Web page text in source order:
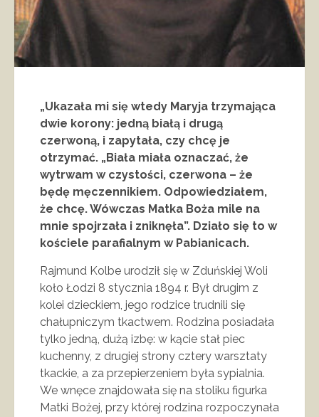
„Ukazała mi się wtedy Maryja trzymająca
dwie korony: jedną białą i drugą
czerwoną, i zapytała, czy chcę je
otrzymać. „Biała miała oznaczać, że
wytrwam w czystości, czerwona – że
będę męczennikiem. Odpowiedziałem,
że chcę. Wówczas Matka Boża mile na
mnie spojrzała i zniknęła”. Działo się to w
kościele parafialnym w Pabianicach.
Rajmund Kolbe urodził się w Zduńskiej Woli
koło Łodzi 8 stycznia 1894 r. Był drugim z
kolei dzieckiem, jego rodzice trudnili się
chałupniczym tkactwem. Rodzina posiadała
tylko jedną, dużą izbę: w kącie stał piec
kuchenny, z drugiej strony cztery warsztaty
tkackie, a za przepierzeniem była sypialnia.
We wnęce znajdowała się na stoliku figurka
Matki Bożej, przy której rodzina rozpoczynała